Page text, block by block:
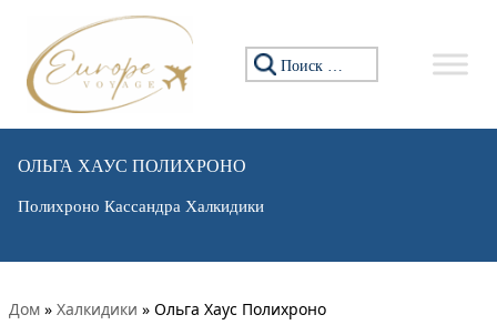
Искать:
ОЛЬГА ХАУС ПОЛИХРОНО
Полихроно Кассандра Халкидики
Дом » Халкидики » Ольга Хаус Полихроно